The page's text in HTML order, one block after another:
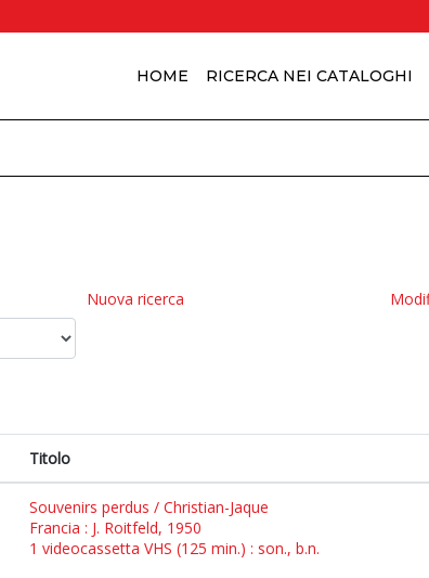
HOME RICERCA NEI CATALOGHI
Nuova ricerca
Titolo
Souvenirs perdus / Christian-Jaque
Francia : J. Roitfeld, 1950
1 videocassetta VHS (125 min.) : son., b.n.